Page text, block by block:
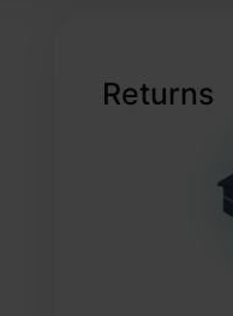
International
Logistics Network
Returns